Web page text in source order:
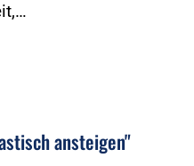
ansteigen"